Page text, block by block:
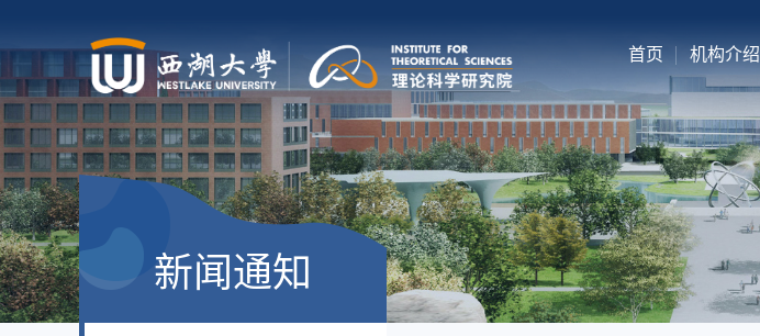
首页 机构介绍
新闻通知